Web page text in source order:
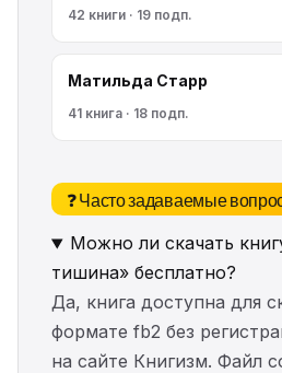
42 книги · 19 подп.
Матильда Старр
41 книга · 18 подп.
❓ Часто задаваемые
Можно ли скачать
тишина» бесплатно?
Да, книга доступна для
формате fb2 без
на сайте Книгизм. Файл